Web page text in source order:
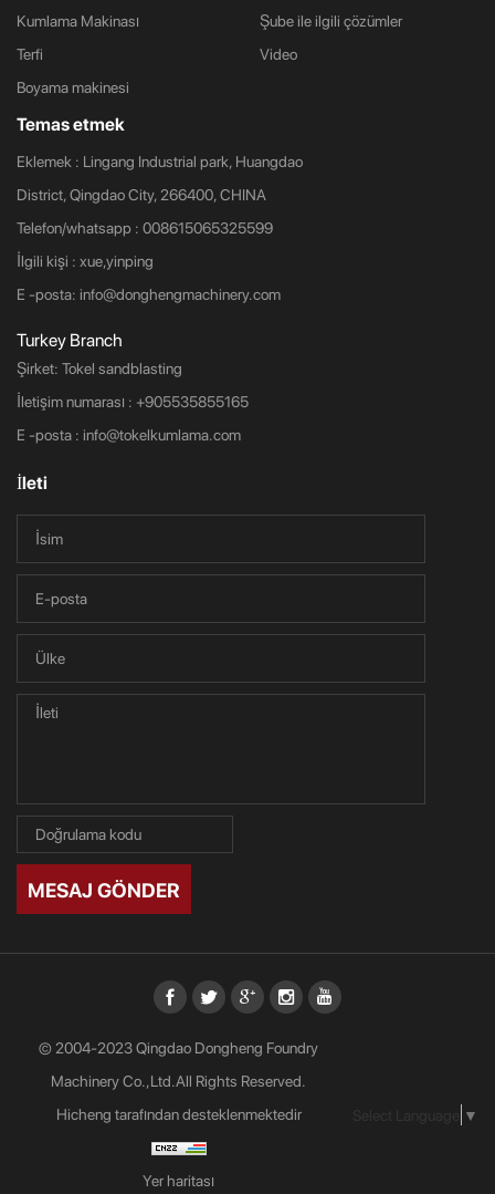
Kumlama Makinası
Terfi
Boyama makinesi
Şube ile ilgili çözümler
Video
Temas etmek
Eklemek : Lingang Industrial park, Huangdao
District, Qingdao City, 266400, CHINA
Telefon/whatsapp : 008615065325599
İlgili kişi : xue,yinping
E -posta: info@donghengmachinery.com
Turkey Branch
Şirket: Tokel sandblasting
İletişim numarası : +905535855165
E -posta : info@tokelkumlama.com
İleti
MESAJ GÖNDER
© 2004-2023 Qingdao Dongheng Foundry
Machinery Co.,Ltd.All Rights Reserved.
Hicheng tarafından desteklenmektedir
Yer haritası
▼